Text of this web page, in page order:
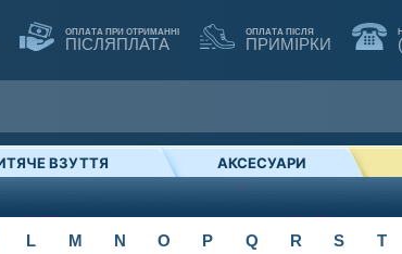
ОПЛАТА ПРИ ОТРИМАННІ
ПІСЛЯПЛАТА
ОПЛАТА ПІСЛЯ
ПРИМІРКИ
ВЗУТТЯ АКСЕСУАРИ
L M N O P Q R S T